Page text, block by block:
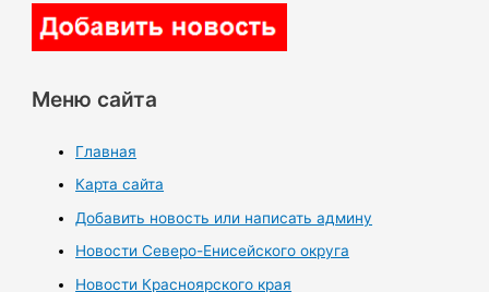
Меню сайта
Главная
Карта сайта
Добавить новость или написать админу
Новости Северо-Енисейского округа
Новости Красноярского края